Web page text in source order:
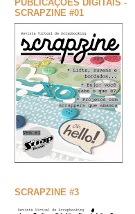
PUBLICAÇÕES DIGITAIS -
SCRAPZINE #01
SCRAPZINE #3